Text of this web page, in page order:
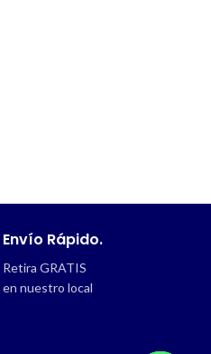
Envío Rápido.
Retira GRATIS
en nuestro local